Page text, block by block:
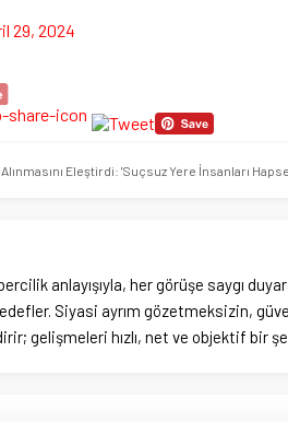
29, 2024
Eleştirdi: 'Suçsuz Yere İnsanları
anlayışıyla, her görüşe saygı
Siyasi ayrım gözetmeksizin,
gelişmeleri hızlı, net ve objektif bir